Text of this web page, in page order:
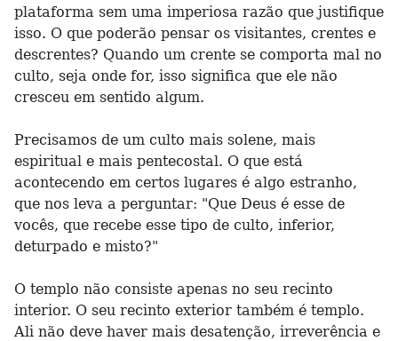
plataforma sem uma imperiosa razão que justifique
isso. O que poderão pensar os visitantes, crentes e
descrentes? Quando um crente se comporta mal no
culto, seja onde for, isso significa que ele não
cresceu em sentido algum.
Precisamos de um culto mais solene, mais
espiritual e mais pentecostal. O que está
acontecendo em certos lugares é algo estranho,
que nos leva a perguntar: "Que Deus é esse de
vocês, que recebe esse tipo de culto, inferior,
deturpado e misto?"
O templo não consiste apenas no seu recinto
interior. O seu recinto exterior também é templo.
Ali não deve haver mais desatenção, irreverência e